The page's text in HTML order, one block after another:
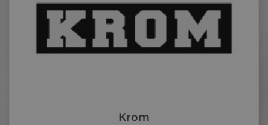
Krom